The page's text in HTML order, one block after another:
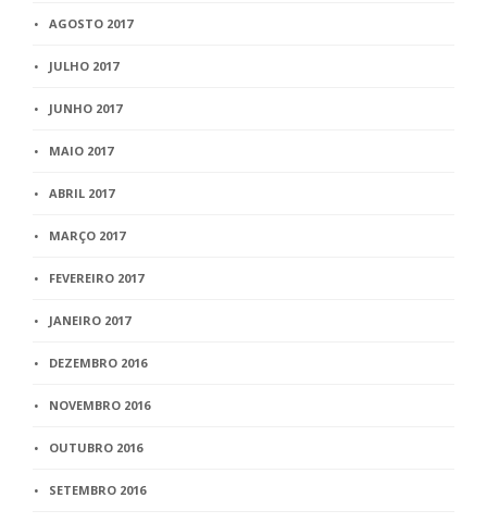
AGOSTO 2017
JULHO 2017
JUNHO 2017
MAIO 2017
ABRIL 2017
MARÇO 2017
FEVEREIRO 2017
JANEIRO 2017
DEZEMBRO 2016
NOVEMBRO 2016
OUTUBRO 2016
SETEMBRO 2016